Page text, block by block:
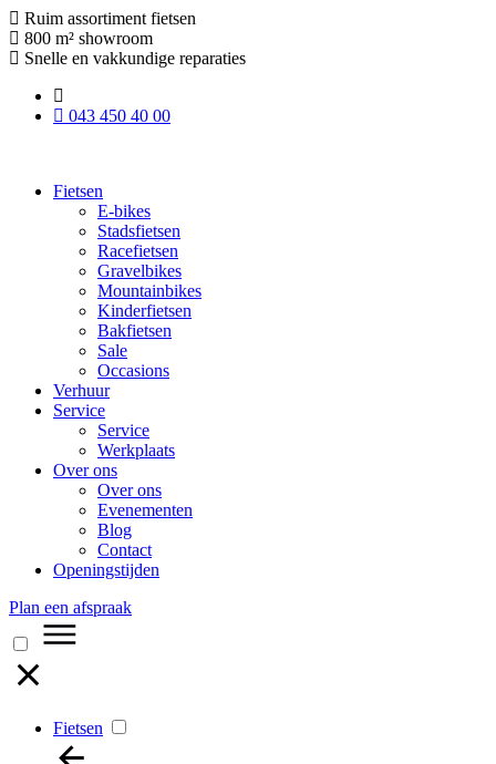
Ruim assortiment fietsen
800 m² showroom
Snelle en vakkundige reparaties
043 450 40 00
Fietsen
E-bikes
Stadsfietsen
Racefietsen
Gravelbikes
Mountainbikes
Kinderfietsen
Bakfietsen
Sale
Occasions
Verhuur
Service
Service
Werkplaats
Over ons
Over ons
Evenementen
Blog
Contact
Openingstijden
Plan een afspraak
Fietsen